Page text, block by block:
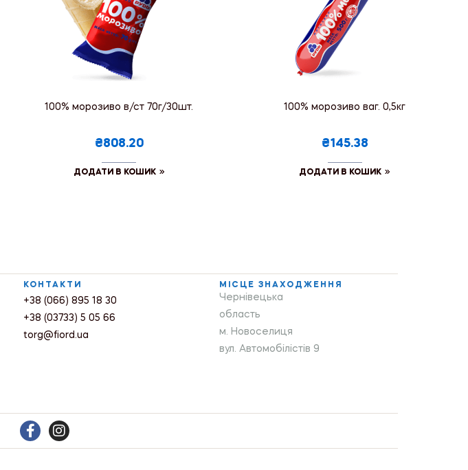
100% морозиво в/ст 70г/30шт.
₴808.20
ДОДАТИ В КОШИК
100% морозиво ваг. 0,5кг
₴145.38
ДОДАТИ В КОШИК
КОНТАКТИ
+38 (066) 895 18 30
+38 (03733) 5 05 66
torg@fiord.ua
МІСЦЕ ЗНАХОДЖЕННЯ
Чернівецька
область
м. Новоселиця
вул. Автомобілістів 9